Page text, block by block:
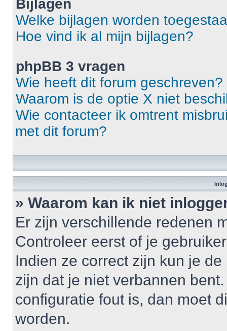
Bijlagen
Welke bijlagen worden
Hoe vind ik al mijn bijlagen?
phpBB 3 vragen
Wie heeft dit forum geschreven?
Waarom is de optie X niet
Wie contacteer ik omtrent
met dit forum?
» Waarom kan ik niet
Er zijn verschillende redenen
Controleer eerst of je
Indien ze correct zijn kun je
zijn dat je niet verbannen
configuratie fout is, dan moet
worden.